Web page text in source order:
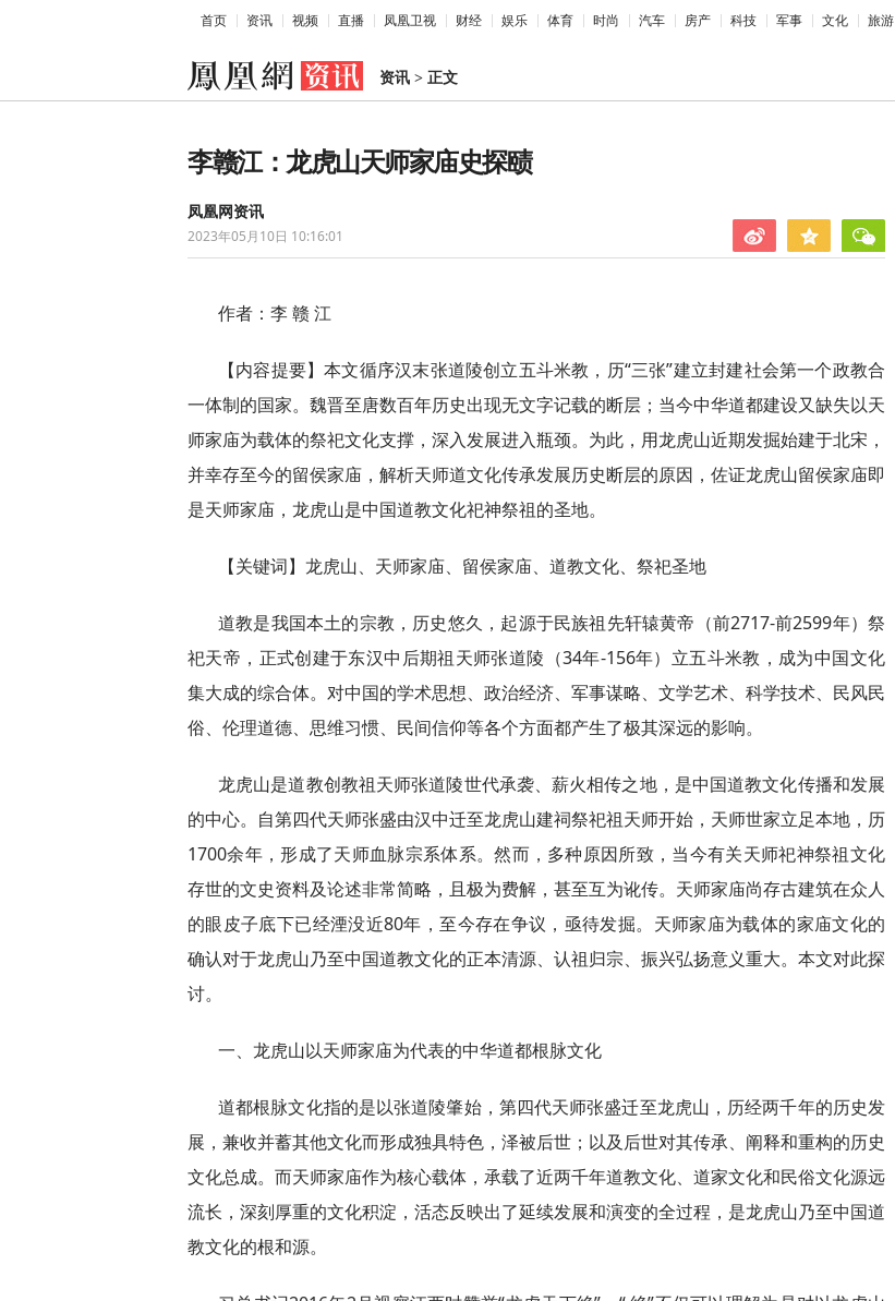
首页 资讯 视频 直播 凤凰卫视 财经 娱乐 体育 时尚 汽车 房产 科技 军事 文化 旅游
资讯 > 正文
李赣江：龙虎山天师家庙史探赜
凤凰网资讯
2023年05月10日 10:16:01
作者：李 赣 江
【内容提要】本文循序汉末张道陵创立五斗米教，历“三张”建立封建社会第一个政教合
一体制的国家。魏晋至唐数百年历史出现无文字记载的断层；当今中华道都建设又缺失以天
师家庙为载体的祭祀文化支撑，深入发展进入瓶颈。为此，用龙虎山近期发掘始建于北宋，
并幸存至今的留侯家庙，解析天师道文化传承发展历史断层的原因，佐证龙虎山留侯家庙即
是天师家庙，龙虎山是中国道教文化祀神祭祖的圣地。
【关键词】龙虎山、天师家庙、留侯家庙、道教文化、祭祀圣地
道教是我国本土的宗教，历史悠久，起源于民族祖先轩辕黄帝（前2717-前2599年）祭
祀天帝，正式创建于东汉中后期祖天师张道陵（34年-156年）立五斗米教，成为中国文化
集大成的综合体。对中国的学术思想、政治经济、军事谋略、文学艺术、科学技术、民风民
俗、伦理道德、思维习惯、民间信仰等各个方面都产生了极其深远的影响。
龙虎山是道教创教祖天师张道陵世代承袭、薪火相传之地，是中国道教文化传播和发展
的中心。自第四代天师张盛由汉中迁至龙虎山建祠祭祀祖天师开始，天师世家立足本地，历
1700余年，形成了天师血脉宗系体系。然而，多种原因所致，当今有关天师祀神祭祖文化
存世的文史资料及论述非常简略，且极为费解，甚至互为讹传。天师家庙尚存古建筑在众人
的眼皮子底下已经湮没近80年，至今存在争议，亟待发掘。天师家庙为载体的家庙文化的
确认对于龙虎山乃至中国道教文化的正本清源、认祖归宗、振兴弘扬意义重大。本文对此探
讨。
一、龙虎山以天师家庙为代表的中华道都根脉文化
道都根脉文化指的是以张道陵肇始，第四代天师张盛迁至龙虎山，历经两千年的历史发
展，兼收并蓄其他文化而形成独具特色，泽被后世；以及后世对其传承、阐释和重构的历史
文化总成。而天师家庙作为核心载体，承载了近两千年道教文化、道家文化和民俗文化源远
流长，深刻厚重的文化积淀，活态反映出了延续发展和演变的全过程，是龙虎山乃至中国道
教文化的根和源。